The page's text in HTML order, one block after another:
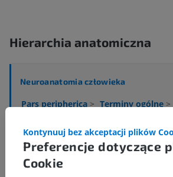
Hierarchia anatomiczna
Neuroanatomia człowieka
Pars peripherica > Terminy ogólne >
Powiązane struktury:
Nie istnieją
z tą częścią ciała
Preferencje dotyczące
Cookie
Kontynuuj bez akceptacji plików